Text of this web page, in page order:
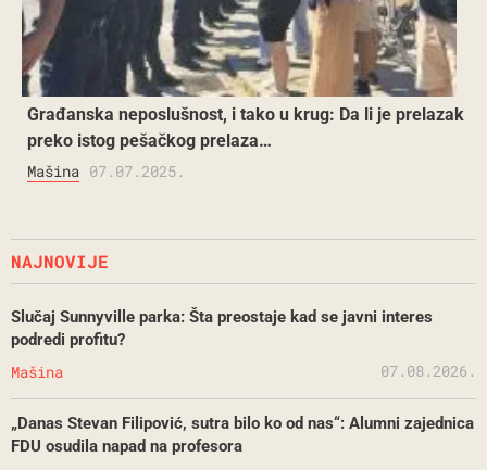
Građanska neposlušnost, i tako u krug: Da li je prelazak
preko istog pešačkog prelaza…
Mašina 07.07.2025.
NAJNOVIJE
Slučaj Sunnyville parka: Šta preostaje kad se javni interes
podredi profitu?
Mašina 07.08.2026.
„Danas Stevan Filipović, sutra bilo ko od nas“: Alumni zajednica
FDU osudila napad na profesora